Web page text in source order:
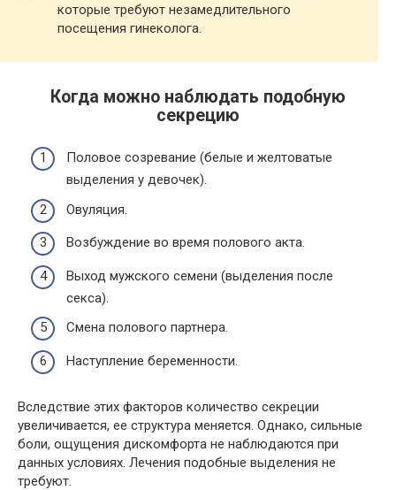
которые требуют незамедлительного
посещения гинеколога.
Когда можно наблюдать подобную
секрецию
Половое созревание (белые и желтоватые
выделения у девочек).
Овуляция.
Возбуждение во время полового акта.
Выход мужского семени (выделения после
секса).
Смена полового партнера.
Наступление беременности.
Вследствие этих факторов количество секреции
увеличивается, ее структура меняется. Однако, сильные
боли, ощущения дискомфорта не наблюдаются при
данных условиях. Лечения подобные выделения не
требуют.